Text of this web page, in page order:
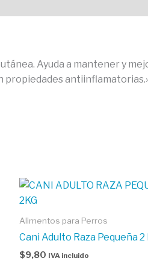
Ayuda a mantener y
propiedades
Alimentos para Perros
Cani Adulto Raza Pequeña
$9,80 IVA incluido